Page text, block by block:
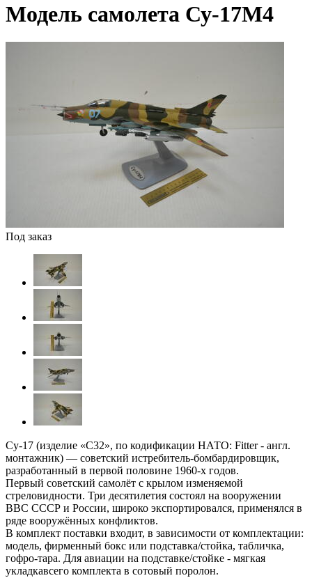
Модель самолета Су-17М4
Под заказ
Су-17 (изделие «С32», по кодификации НАТО: Fitter - англ.
монтажник) — советский истребитель-бомбардировщик,
разработанный в первой половине 1960-х годов.
Первый советский самолёт с крылом изменяемой
стреловидности. Три десятилетия состоял на вооружении
ВВС СССР и России, широко экспортировался, применялся в
ряде вооружённых конфликтов.
В комплект поставки входит, в зависимости от комплектации:
модель, фирменный бокс или подставка/стойка, табличка,
гофро-тара. Для авиации на подставке/стойке - мягкая
укладкавсего комплекта в сотовый поролон.